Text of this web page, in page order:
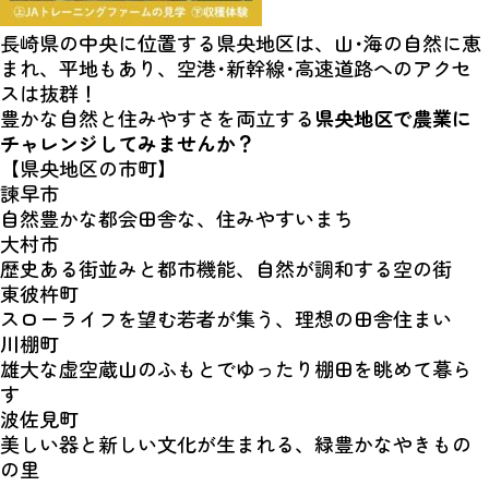
長崎県の中央に位置する県央地区は、山･海の自然に恵
まれ、平地もあり、空港･新幹線･高速道路へのアクセ
スは抜群！
豊かな自然と住みやすさを両立する県央地区で農業に
チャレンジしてみませんか？
【県央地区の市町】
諫早市
自然豊かな都会田舎な、住みやすいまち
大村市
歴史ある街並みと都市機能、自然が調和する空の街
東彼杵町
スローライフを望む若者が集う、理想の田舎住まい
川棚町
雄大な虚空蔵山のふもとでゆったり棚田を眺めて暮ら
す
波佐見町
美しい器と新しい文化が生まれる、緑豊かなやきもの
の里